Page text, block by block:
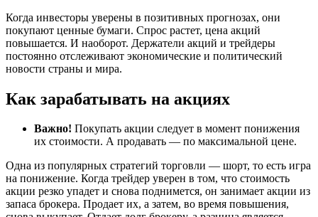
Когда инвесторы уверены в позитивных прогнозах, они
покупают ценные бумаги. Спрос растет, цена акций
повышается. И наоборот. Держатели акций и трейдеры
постоянно отслеживают экономические и политический
новости страны и мира.
Как зарабатывать на акциях
Важно! Покупать акции следует в момент понижения
их стоимости. А продавать — по максимальной цене.
Одна из популярных стратегий торговли — шорт, то есть игра
на понижение. Когда трейдер уверен в том, что стоимость
акции резко упадет и снова поднимется, он занимает акции из
запаса брокера. Продает их, а затем, во время повышения,